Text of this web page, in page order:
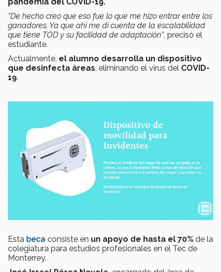
“De hecho creo que eso fue lo que me hizo entrar entre los
ganadores. Ya que ahí me di cuenta de la escalabilidad
que tiene TOD y su facilidad de adaptación”, precisó el
estudiante.
Actualmente, el alumno desarrolla un dispositivo
que desinfecta áreas , eliminando el virus del COVID-
19.
Esta beca consiste en un apoyo de hasta el 70% de la
colegiatura para estudios profesionales en el Tec de
Monterrey.